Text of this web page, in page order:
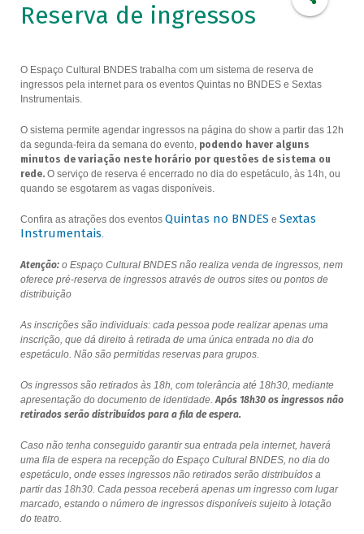
Reserva de ingressos
O Espaço Cultural BNDES trabalha com um sistema de reserva de
ingressos pela internet para os eventos Quintas no BNDES e Sextas
Instrumentais.
O sistema permite agendar ingressos na página do show a partir das 12h
da segunda-feira da semana do evento, podendo haver alguns
minutos de variação neste horário por questões de sistema ou
rede.O serviço de reserva é encerrado no dia do espetáculo, às 14h, ou
quando se esgotarem as vagas disponíveis.
Confira as atrações dos eventos Quintas no BNDES e Sextas
Instrumentais.
Atenção:o Espaço Cultural BNDES não realiza venda de ingressos, nem
oferece pré-reserva de ingressos através de outros sites ou pontos de
distribuição
As inscrições são individuais: cada pessoa pode realizar apenas uma
inscrição, que dá direito à retirada de uma única entrada no dia do
espetáculo. Não são permitidas reservas para grupos.
Os ingressos são retirados às 18h, com tolerância até 18h30, mediante
apresentação do documento de identidade.Após 18h30 os ingressos não
retirados serão distribuídos para a fila de espera.
Caso não tenha conseguido garantir sua entrada pela internet, haverá
uma fila de espera na recepção do Espaço Cultural BNDES, no dia do
espetáculo, onde esses ingressos não retirados serão distribuídos a
partir das 18h30. Cada pessoa receberá apenas um ingresso com lugar
marcado, estando o número de ingressos disponíveis sujeito à lotação
do teatro.